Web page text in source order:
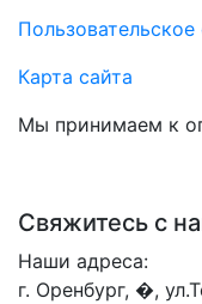
Карта сайта
Мы принимаем к
Свяжитесь с
Наши адреса:
г. Оренбург, �,